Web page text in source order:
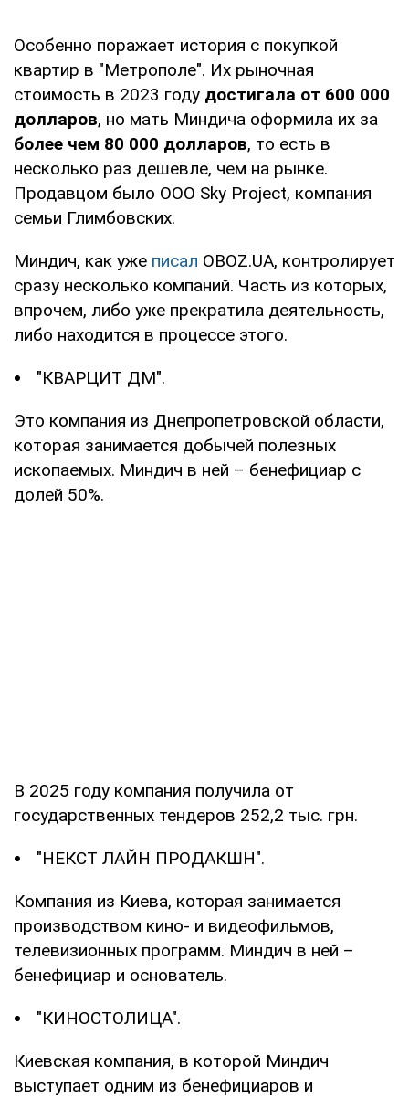
Особенно поражает история с покупкой
квартир в "Метрополе". Их рыночная
стоимость в 2023 году достигала от 600 000
долларов, но мать Миндича оформила их за
более чем 80 000 долларов, то есть в
несколько раз дешевле, чем на рынке.
Продавцом было ООО Sky Project, компания
семьи Глимбовских.
Миндич, как уже писал OBOZ.UA, контролирует
сразу несколько компаний. Часть из которых,
впрочем, либо уже прекратила деятельность,
либо находится в процессе этого.
"КВАРЦИТ ДМ".
Это компания из Днепропетровской области,
которая занимается добычей полезных
ископаемых. Миндич в ней – бенефициар с
долей 50%.
В 2025 году компания получила от
государственных тендеров 252,2 тыс. грн.
"НЕКСТ ЛАЙН ПРОДАКШН".
Компания из Киева, которая занимается
производством кино- и видеофильмов,
телевизионных программ. Миндич в ней –
бенефициар и основатель.
"КИНОСТОЛИЦА".
Киевская компания, в которой Миндич
выступает одним из бенефициаров и